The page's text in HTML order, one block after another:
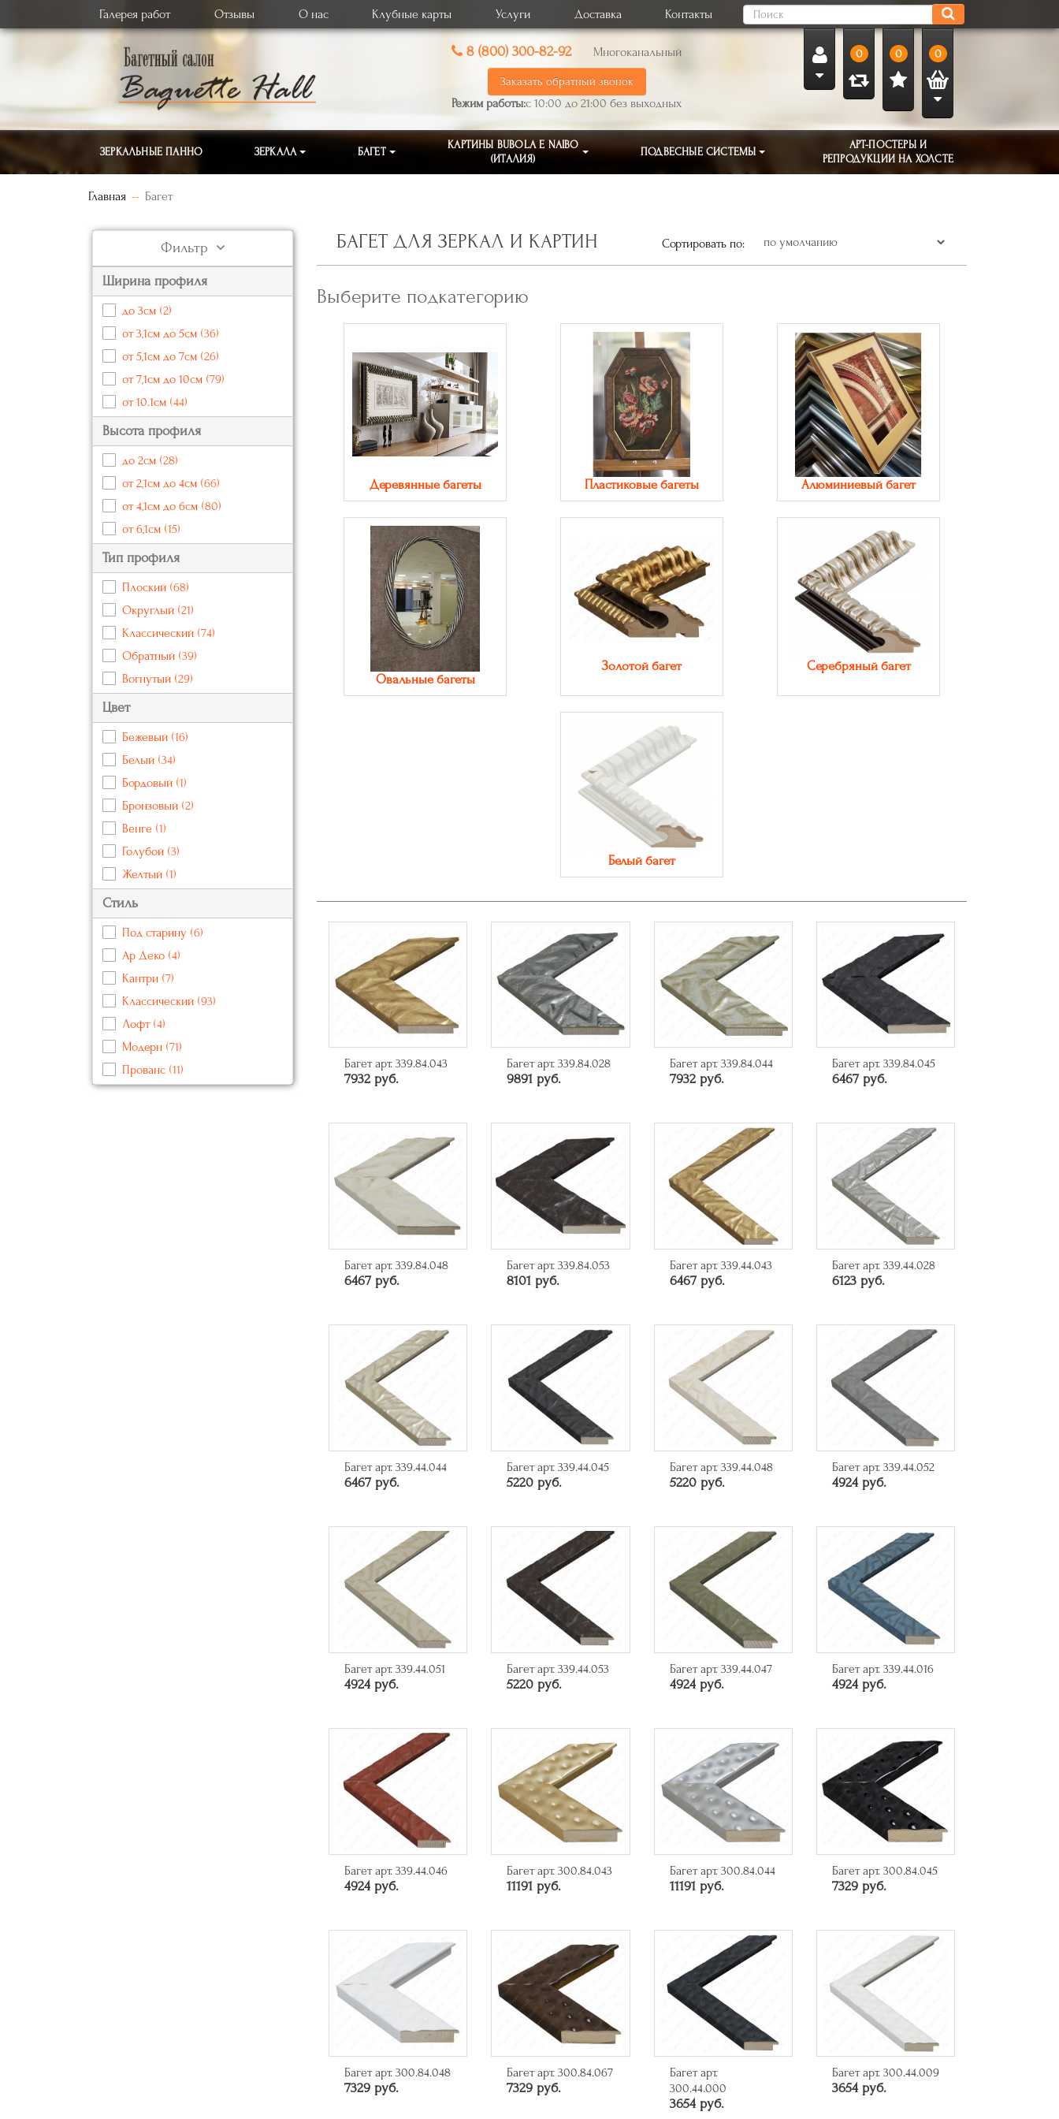
Галерея работ Отзывы О нас Клубные карты Услуги Доставка Контакты
8 (800) 300-82-92 Многоканальный
Заказать обратный звонок
Режим работы:с 10:00 до 21:00 без выходных
0 0 0
ЗЕРКАЛЬНЫЕ ПАННО ЗЕРКАЛА БАГЕТ
КАРТИНЫ BUBOLA E NAIBO
(ИТАЛИЯ)
ПОДВЕСНЫЕ СИСТЕМЫ
АРТ-ПОСТЕРЫ И
РЕПРОДУКЦИИ НА ХОЛСТЕ
Главная Багет
Фильтр
Ширина профиля
до 3см (2)
от 3,1см до 5см (36)
от 5,1см до 7см (26)
от 7,1см до 10см (79)
от 10.1см (44)
Высота профиля
до 2см (28)
от 2,1см до 4см (66)
от 4,1см до 6см (80)
от 6,1см (15)
Тип профиля
Плоский (68)
Округлый (21)
Классический (74)
Обратный (39)
Вогнутый (29)
Цвет
Бежевый (16)
Белый (34)
Бордовый (1)
Бронзовый (2)
Венге (1)
Голубой (3)
Желтый (1)
Золотой (48)
Коричневый
Красный
Кремовый
Розовый
Серебряный
Серый
Стиль
Под старину (6)
Ар Деко (4)
Кантри (7)
Классический (93)
Лофт (4)
Модерн (71)
Прованс (11)
Современный (113)
БАГЕТ ДЛЯ ЗЕРКАЛ И КАРТИН Сортировать по:
Выберите подкатегорию
Деревянные багеты Пластиковые багеты Алюминиевый багет
Овальные багеты
Золотой багет Серебряный багет
Белый багет
Багет арт. 339.84.043
7932 руб.
Багет арт. 339.84.028
9891 руб.
Багет арт. 339.84.044
7932 руб.
Багет арт. 339.84.045
6467 руб.
Багет арт. 339.84.048
6467 руб.
Багет арт. 339.84.053
8101 руб.
Багет арт. 339.44.043
6467 руб.
Багет арт. 339.44.028
6123 руб.
Багет арт. 339.44.044
6467 руб.
Багет арт. 339.44.045
5220 руб.
Багет арт. 339.44.048
5220 руб.
Багет арт. 339.44.052
4924 руб.
Багет арт. 339.44.051
4924 руб.
Багет арт. 339.44.053
5220 руб.
Багет арт. 339.44.047
4924 руб.
Багет арт. 339.44.016
4924 руб.
Багет арт. 339.44.046
4924 руб.
Багет арт. 300.84.043
11191 руб.
Багет арт. 300.84.044
11191 руб.
Багет арт. 300.84.045
7329 руб.
Багет арт. 300.84.048
7329 руб.
Багет арт. 300.84.067
7329 руб.
Багет арт.
300.44.000
3654 руб.
Багет арт. 300.44.009
3654 руб.